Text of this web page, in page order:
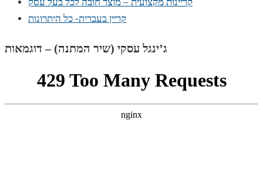
קריינות מקצועית – מוצר חובה לכל בעל עסק
קריין בעברית- כל היתרונות
ג’ינגל עסקי (שיר המתנה) – דוגמאות